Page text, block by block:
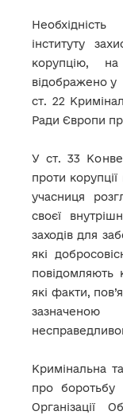
інституту
корупцію,
відображено у
ст. 22
Ради Європи
У ст. 33
проти
учасниця
своєї
заходів для
які
повідомляють
які факти,
зазначеною
Кримінальна
про боротьбу
Організації